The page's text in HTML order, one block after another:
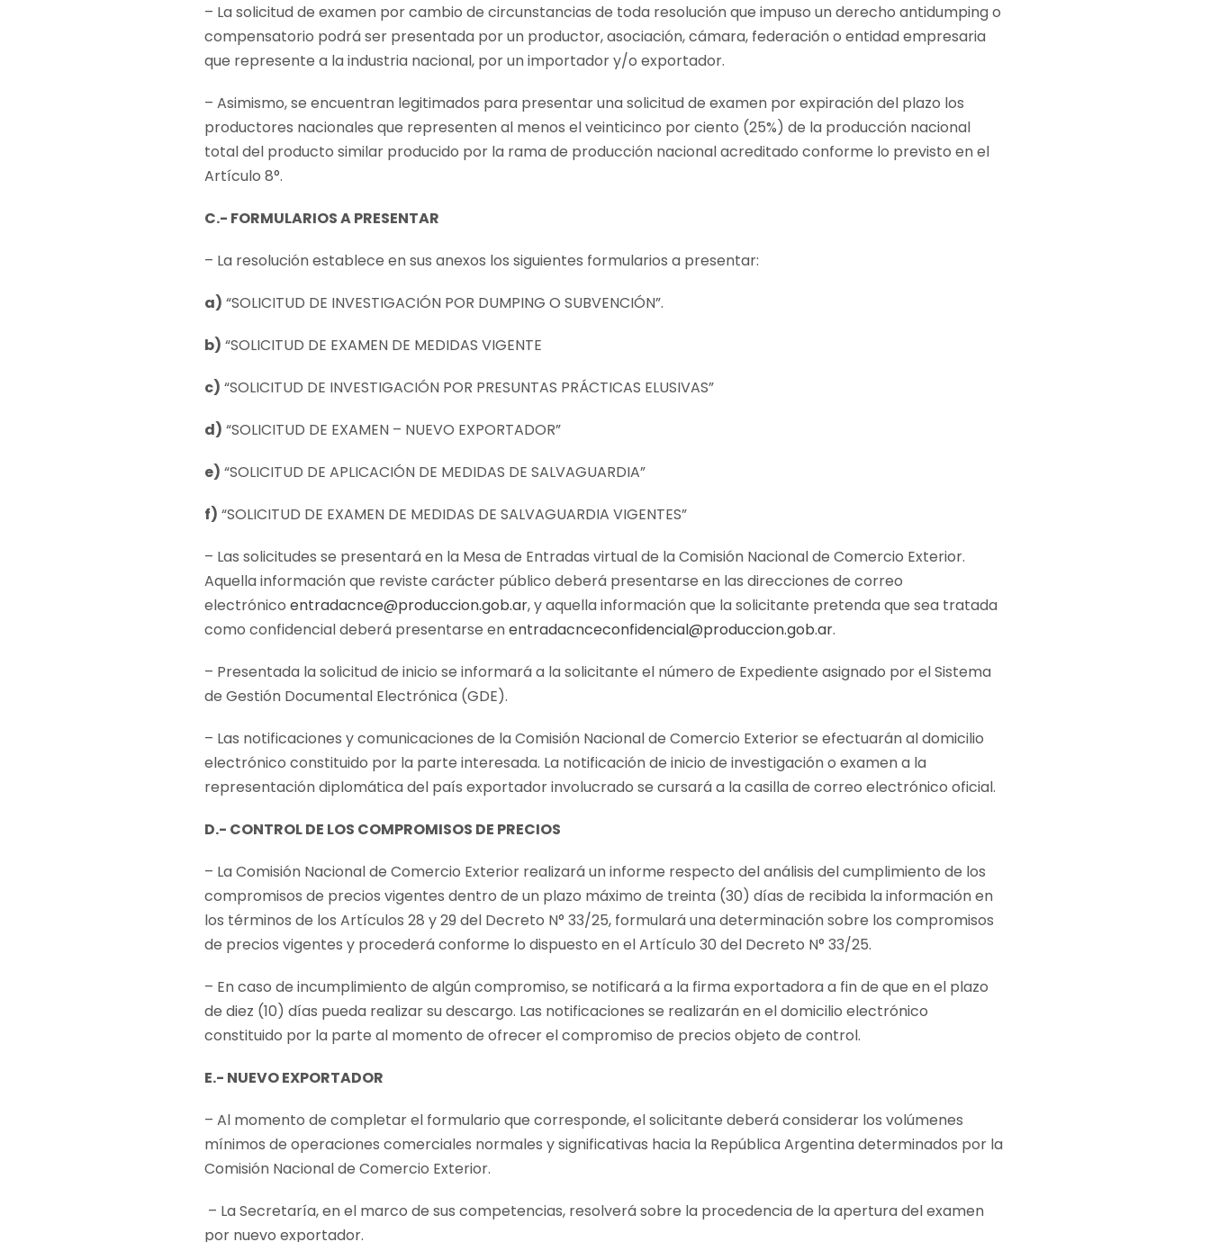
– La solicitud de examen por cambio de circunstancias de toda resolución que impuso un derecho antidumping o
compensatorio podrá ser presentada por un productor, asociación, cámara, federación o entidad empresaria
que represente a la industria nacional, por un importador y/o exportador.
– Asimismo, se encuentran legitimados para presentar una solicitud de examen por expiración del plazo los
productores nacionales que representen al menos el veinticinco por ciento (25%) de la producción nacional
total del producto similar producido por la rama de producción nacional acreditado conforme lo previsto en el
Artículo 8°.
C.- FORMULARIOS A PRESENTAR
– La resolución establece en sus anexos los siguientes formularios a presentar:
a) “SOLICITUD DE INVESTIGACIÓN POR DUMPING O SUBVENCIÓN”.
b) “SOLICITUD DE EXAMEN DE MEDIDAS VIGENTE
c) “SOLICITUD DE INVESTIGACIÓN POR PRESUNTAS PRÁCTICAS ELUSIVAS”
d) “SOLICITUD DE EXAMEN – NUEVO EXPORTADOR”
e) “SOLICITUD DE APLICACIÓN DE MEDIDAS DE SALVAGUARDIA”
f) “SOLICITUD DE EXAMEN DE MEDIDAS DE SALVAGUARDIA VIGENTES”
– Las solicitudes se presentará en la Mesa de Entradas virtual de la Comisión Nacional de Comercio Exterior.
Aquella información que reviste carácter público deberá presentarse en las direcciones de correo
electrónico entradacnce@produccion.gob.ar, y aquella información que la solicitante pretenda que sea tratada
como confidencial deberá presentarse enentradacnceconfidencial@produccion.gob.ar.
– Presentada la solicitud de inicio se informará a la solicitante el número de Expediente asignado por el Sistema
de Gestión Documental Electrónica (GDE).
– Las notificaciones y comunicaciones de la Comisión Nacional de Comercio Exterior se efectuarán al domicilio
electrónico constituido por la parte interesada. La notificación de inicio de investigación o examen a la
representación diplomática del país exportador involucrado se cursará a la casilla de correo electrónico oficial.
D.- CONTROL DE LOS COMPROMISOS DE PRECIOS
– La Comisión Nacional de Comercio Exterior realizará un informe respecto del análisis del cumplimiento de los
compromisos de precios vigentes dentro de un plazo máximo de treinta (30) días de recibida la información en
los términos de los Artículos 28 y 29 del Decreto N° 33/25, formulará una determinación sobre los compromisos
de precios vigentes y procederá conforme lo dispuesto en el Artículo 30 del Decreto N° 33/25.
– En caso de incumplimiento de algún compromiso, se notificará a la firma exportadora a fin de que en el plazo
de diez (10) días pueda realizar su descargo. Las notificaciones se realizarán en el domicilio electrónico
constituido por la parte al momento de ofrecer el compromiso de precios objeto de control.
E.- NUEVO EXPORTADOR
– Al momento de completar el formulario que corresponde, el solicitante deberá considerar los volúmenes
mínimos de operaciones comerciales normales y significativas hacia la República Argentina determinados por la
Comisión Nacional de Comercio Exterior.
– La Secretaría, en el marco de sus competencias, resolverá sobre la procedencia de la apertura del examen
por nuevo exportador.